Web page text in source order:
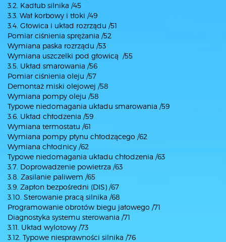
3.2. Kadłub silnika /45
3.3. Wał korbowy i tłoki /49
3.4. Głowica i układ rozrządu /51
Pomiar ciśnienia sprężania /52
Wymiana paska rozrządu /53
Wymiana uszczelki pod głowicą /55
3.5. Układ smarowania /56
Pomiar ciśnienia oleju /57
Demontaż miski olejowej /58
Wymiana pompy oleju /58
Typowe niedomagania układu smarowania /59
3.6. Układ chłodzenia /59
Wymiana termostatu /61
Wymiana pompy płynu chłodzącego /62
Wymiana chłodnicy /62
Typowe niedomagania układu chłodzenia /63
3.7. Doprowadzenie powietrza /63
3.8. Zasilanie paliwem /65
3.9. Zapłon bezpośredni (DIS) /67
3.10. Sterowanie pracą silnika /68
Programowanie obrotów biegu jałowego /71
Diagnostyka systemu sterowania /71
3.11. Układ wylotowy /73
3.12. Typowe niesprawności silnika /76